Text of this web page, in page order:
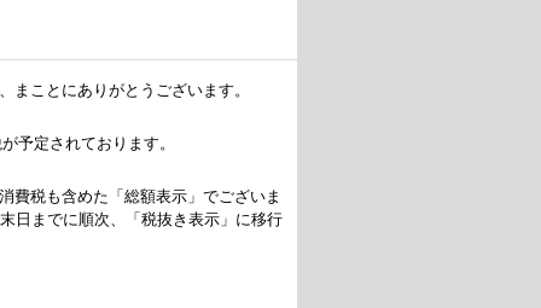
まことにありがとうございます。
予定されております。
費税も含めた「総額表示」でございま
日までに順次、「税抜き表示」に移行